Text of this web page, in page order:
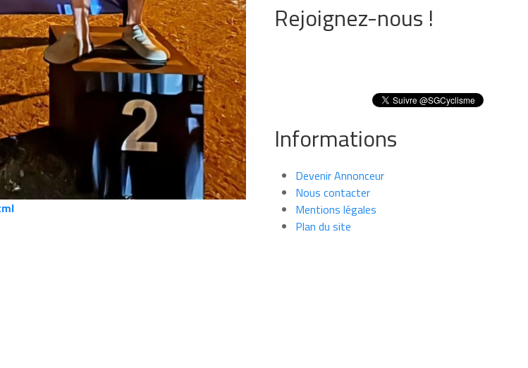
Rejoignez-nous !
Informations
Devenir Annonceur
Nous contacter
Mentions légales
Plan du site